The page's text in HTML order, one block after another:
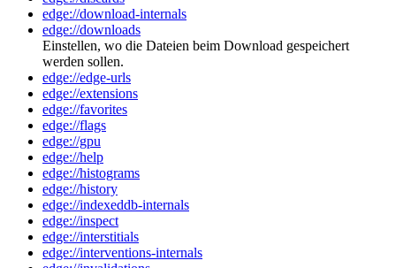
edge://download-internals
edge://downloads
Einstellen, wo die Dateien beim Download gespeichert
werden sollen.
edge://edge-urls
edge://extensions
edge://favorites
edge://flags
edge://gpu
edge://help
edge://histograms
edge://history
edge://indexeddb-internals
edge://inspect
edge://interstitials
edge://interventions-internals